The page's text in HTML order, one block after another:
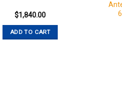
$1,840.00
ADD TO CART